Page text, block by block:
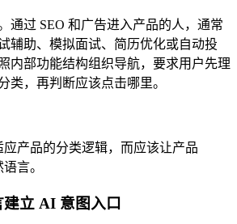
通过 SEO 和广告进入产品的人，通常
辅助、模拟面试、简历优化或自动投
内部功能结构组织导航，要求用户先理
类，再判断应该点击哪里。
应产品的分类逻辑，而应该让产品
言。
立 AI 意图入口